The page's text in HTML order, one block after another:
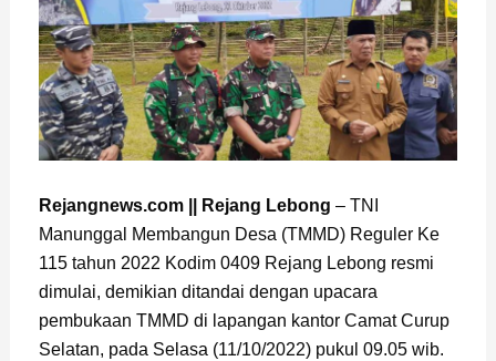
Rejangnews.com || Rejang Lebong – TNI
Manunggal Membangun Desa (TMMD) Reguler Ke
115 tahun 2022 Kodim 0409 Rejang Lebong resmi
dimulai, demikian ditandai dengan upacara
pembukaan TMMD di lapangan kantor Camat Curup
Selatan, pada Selasa (11/10/2022) pukul 09.05 wib.